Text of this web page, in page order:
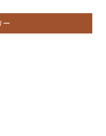
ー